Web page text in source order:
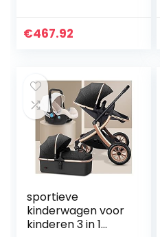
opvouwbare
€467.92
sportieve
kinderwagen voor
kinderen 3 in 1